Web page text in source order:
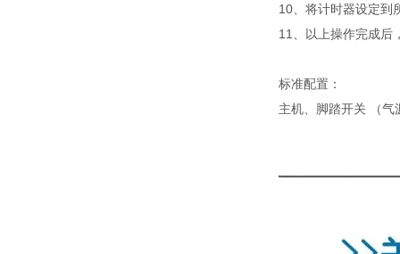
10、将计时器设定到
11、以上操作完成后
标准配置：
主机、脚踏开关 （气